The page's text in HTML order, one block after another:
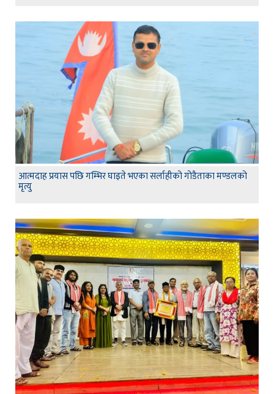
आत्मदाह प्रयास पछि गम्भिर घाइते भएका सर्लाहीको गोडैताका मण्डलको
मृत्यु